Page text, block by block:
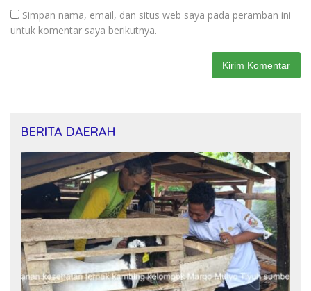
Simpan nama, email, dan situs web saya pada peramban ini
untuk komentar saya berikutnya.
BERITA DAERAH